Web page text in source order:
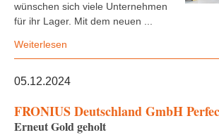
wünschen sich viele Unternehmen
für ihr Lager. Mit dem neuen ...
Weiterlesen
05.12.2024
FRONIUS Deutschland GmbH
Erneut Gold geholt